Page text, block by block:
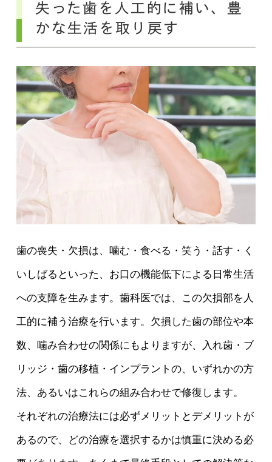
失った歯を人工的に補い、豊
かな生活を取り戻す
歯の喪失・欠損は、噛む・食べる・笑う・話す・く
いしばるといった、お口の機能低下による日常生活
への支障を生みます。歯科医では、この欠損部を人
工的に補う治療を行います。欠損した歯の部位や本
数、噛み合わせの関係にもよりますが、入れ歯・ブ
リッジ・歯の移植・インプラントの、いずれかの方
法、あるいはこれらの組み合わせで修復します。
それぞれの治療法には必ずメリットとデメリットが
あるので、どの治療を選択するかは慎重に決める必